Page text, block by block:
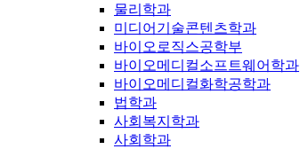
물리학과
미디어기술콘텐츠학과
바이오로직스공학부
바이오메디컬소프트웨어학과
바이오메디컬화학공학과
법학과
사회복지학과
사회학과